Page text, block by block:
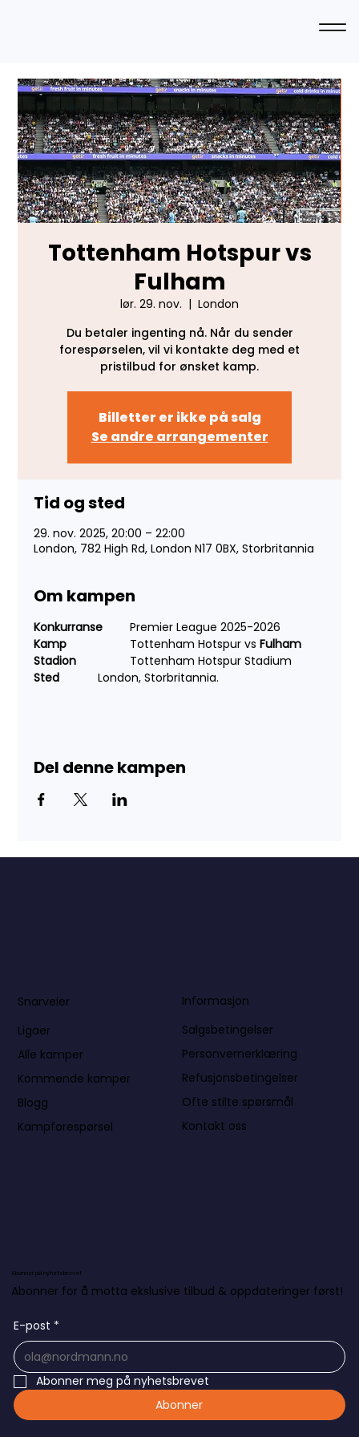
Tottenham Hotspur vs
Fulham
lør. 29. nov.
  |
London
Du betaler ingenting nå. Når du sender
forespørselen, vil vi kontakte deg med et
pristilbud for ønsket kamp.
Billetter er ikke på salg
Se andre arrangementer
Tid og sted
29. nov. 2025, 20:00 – 22:00
London, 782 High Rd, London N17 0BX, Storbritannia
Om kampen
Konkurranse
	Premier League 2025-2026
Kamp
		Tottenham Hotspur vs
Fulham
	Tottenham Hotspur Stadium
Sted
		London, Storbritannia.
Del denne kampen
Snarveier
Ligaer
Alle kamper
Kommende kamper
Blogg
Kampforespørsel
Informasjon
Salgsbetingelser
Personvernerklæring
Refusjonsbetingelser
Ofte stilte spørsmål
Kontakt oss
Abonner på nyhetsbrevet
Abonner for å motta ekslusive tilbud & oppdateringer først!
E-post *
Abonner meg på nyhetsbrevet
Abonner